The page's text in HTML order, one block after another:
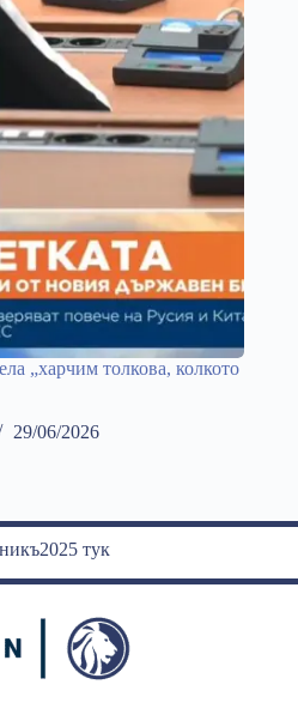
„харчим толкова, колкото
29/06/2026
тук